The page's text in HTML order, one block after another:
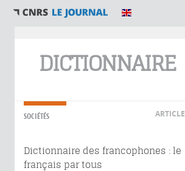
DICTIONNAIRE
SOCIÉTÉS ARTICLE
Dictionnaire des francophones : le
français par tous